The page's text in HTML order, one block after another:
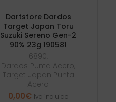
Dartstore Dardos
Target Japan Toru
Suzuki Sereno Gen-2
90% 23g 190581
6890,
Dardos Punta Acero,
Target Japan Punta
Acero
0,00€ Iva incluido